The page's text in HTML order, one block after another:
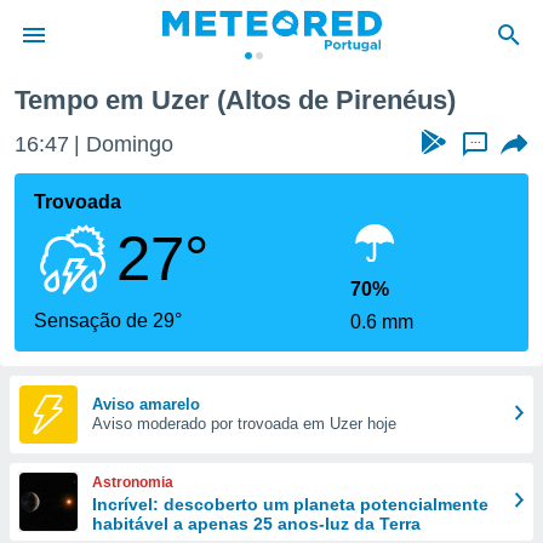
da
foi
fornecidas
a este
das
e
forma
digital
Tempo em Uzer (Altos de Pirenéus)
16:47 Domingo ...
Trovoada
27°
Sensação de 29°
70%
0.6 mm
Aviso amarelo
Aviso moderado por trovoada em Uzer hoje
Astronomia
Incrível: descoberto um planeta potencialmente
habitável a apenas 25 anos-luz da Terra